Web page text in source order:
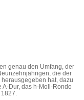
genau den Umfang, der
die der
hat, dazu
A-Dur, das h-Moll-Rondo